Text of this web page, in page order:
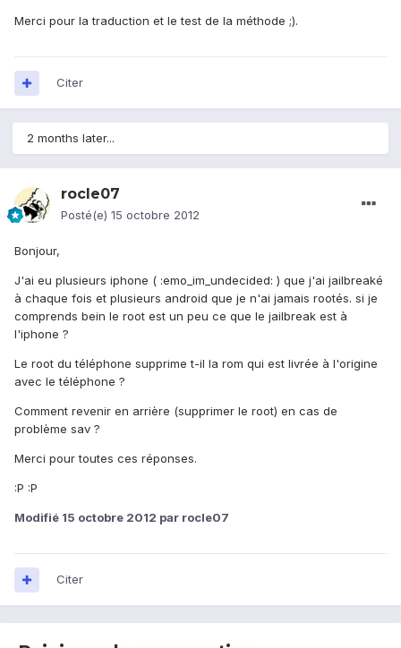
Merci pour la traduction et le test de la méthode ;).
Citer
2 months later...
rocle07
Posté(e) 15 octobre 2012
Bonjour,
J'ai eu plusieurs iphone ( :emo_im_undecided: ) que j'ai jailbreaké
à chaque fois et plusieurs android que je n'ai jamais rootés. si je
comprends bein le root est un peu ce que le jailbreak est à
l'iphone ?
Le root du téléphone supprime t-il la rom qui est livrée à l'origine
avec le téléphone ?
Comment revenir en arrière (supprimer le root) en cas de
problème sav ?
Merci pour toutes ces réponses.
:P :P
Modifié 15 octobre 2012 par rocle07
Citer